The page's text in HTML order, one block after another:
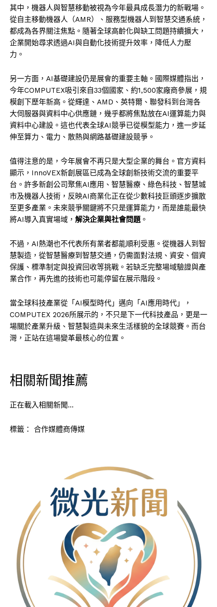
其中，機器人與智慧移動被視為今年最具成長潛力的新戰場。
從自主移動機器人（AMR）、服務型機器人到智慧交通系統，
都成為各界關注焦點。隨著全球高齡化與缺工問題持續擴大，
企業開始尋求透過AI與自動化技術提升效率，降低人力壓
力。
另一方面，AI基礎建設仍是展會的重要主軸。國際媒體指出，
今年COMPUTEX吸引來自33個國家、約1,500家廠商參展，規
模創下歷年新高。從輝達、AMD、英特爾、聯發科到台灣各
大伺服器與資料中心供應鏈，幾乎都將焦點放在AI運算能力與
資料中心建設。這也代表全球AI競爭已從模型能力，進一步延
伸至算力、電力、散熱與網路基礎建設競爭。
值得注意的是，今年展會不再只是大型企業的舞台。官方資料
顯示，InnoVEX新創展區已成為全球創新技術交流的重要平
台。許多新創公司聚焦AI應用、智慧醫療、綠色科技、智慧城
市及機器人技術，反映AI商業化正在從少數科技巨頭逐步擴散
至更多產業。未來競爭關鍵將不只是運算能力，而是誰能最快
將AI導入真實場域， 解決企業與社會問題 。
不過，AI熱潮也不代表所有業者都能順利受惠。從機器人到智
慧製造，從智慧醫療到智慧交通，仍需面對法規、資安、個資
保護、標準制定與投資回收等挑戰。若缺乏完整場域驗證與產
業合作，再先進的技術也可能停留在展示階段。
當全球科技產業從「AI模型時代」邁向「AI應用時代」，
COMPUTEX 2026所展示的，不只是下一代科技產品，更是一
場關於產業升級、智慧製造與未來生活樣貌的全球競賽。而台
灣，正站在這場變革最核心的位置。
相關新聞推薦
正在載入相關新聞…
標籤： 合作媒體商傳媒